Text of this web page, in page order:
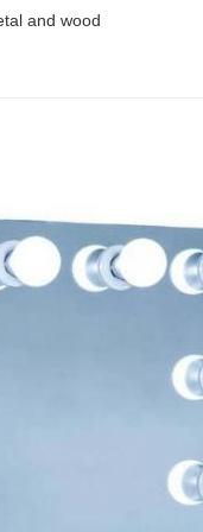
and wood
आनंद लेंजब आप
साइन अप करें*